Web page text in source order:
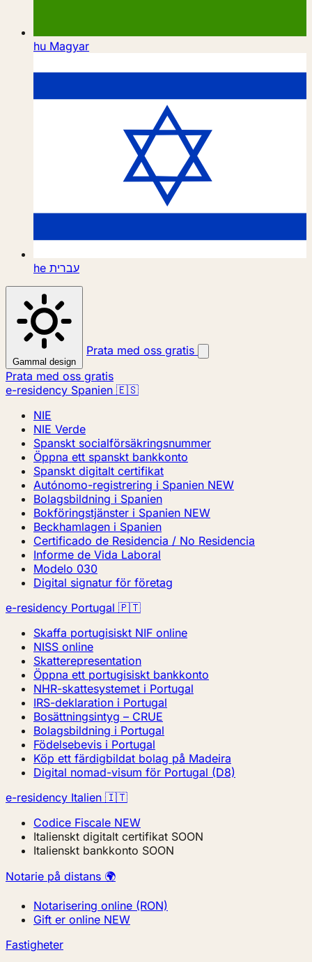
hu Magyar
he עברית
Gammal design
Prata med oss gratis
Prata med oss gratis
e-residency Spanien 🇪🇸
NIE
NIE Verde
Spanskt socialförsäkringsnummer
Öppna ett spanskt bankkonto
Spanskt digitalt certifikat
Autónomo-registrering i Spanien NEW
Bolagsbildning i Spanien
Bokföringstjänster i Spanien NEW
Beckhamlagen i Spanien
Certificado de Residencia / No Residencia
Informe de Vida Laboral
Modelo 030
Digital signatur för företag
e-residency Portugal 🇵🇹
Skaffa portugisiskt NIF online
NISS online
Skatterepresentation
Öppna ett portugisiskt bankkonto
NHR-skattesystemet i Portugal
IRS-deklaration i Portugal
Bosättningsintyg – CRUE
Bolagsbildning i Portugal
Födelsebevis i Portugal
Köp ett färdigbildat bolag på Madeira
Digital nomad-visum för Portugal (D8)
e-residency Italien 🇮🇹
Codice Fiscale NEW
Italienskt digitalt certifikat SOON
Italienskt bankkonto SOON
Notarie på distans 🌍
Notarisering online (RON)
Gift er online NEW
Fastigheter